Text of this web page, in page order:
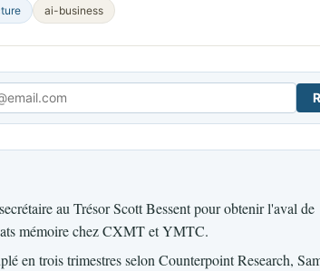
ai-business
au Trésor Scott Bessent pour obtenir l'aval de
mémoire chez CXMT et YMTC.
en trois trimestres selon Counterpoint Research,